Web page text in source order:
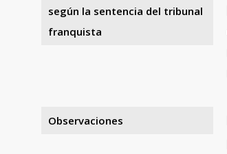
según la sentencia del tribunal
franquista
Observaciones